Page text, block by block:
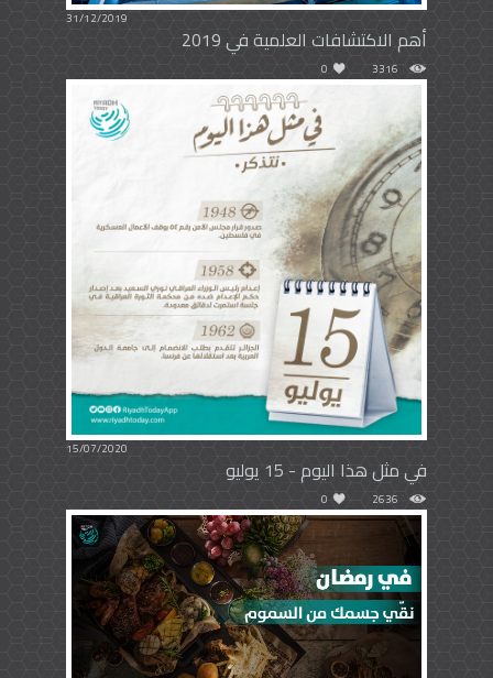
31/12/2019
أهم الاكتشافات العلمية في 2019
3316
0
15/07/2020
في مثل هذا اليوم - 15 يوليو
2636
0